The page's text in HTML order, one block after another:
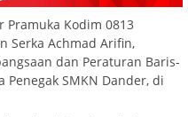
Pramuka Kodim 0813
Serka Achmad Arifin,
dan Peraturan Baris-
SMKN Dander, di